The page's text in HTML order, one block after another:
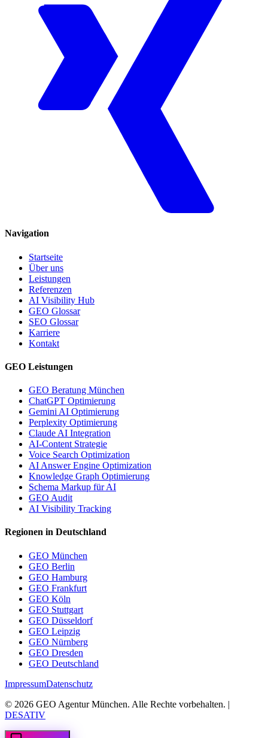
Navigation
Startseite
Über uns
Leistungen
Referenzen
AI Visibility Hub
GEO Glossar
SEO Glossar
Karriere
Kontakt
GEO Leistungen
GEO Beratung München
ChatGPT Optimierung
Gemini AI Optimierung
Perplexity Optimierung
Claude AI Integration
AI-Content Strategie
Voice Search Optimization
AI Answer Engine Optimization
Knowledge Graph Optimierung
Schema Markup für AI
GEO Audit
AI Visibility Tracking
Regionen in Deutschland
GEO München
GEO Berlin
GEO Hamburg
GEO Frankfurt
GEO Köln
GEO Stuttgart
GEO Düsseldorf
GEO Leipzig
GEO Nürnberg
GEO Dresden
GEO Deutschland
ImpressumDatenschutz
© 2026 GEO Agentur München. Alle Rechte vorbehalten. |
DESATIV